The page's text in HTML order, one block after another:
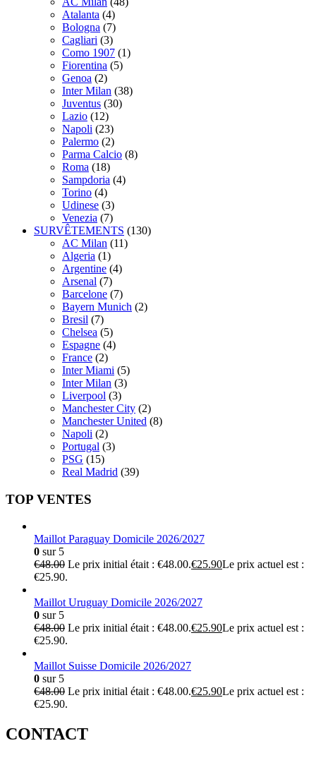
Atalanta (4)
Bologna (7)
Cagliari (3)
Como 1907 (1)
Fiorentina (5)
Genoa (2)
Inter Milan (38)
Juventus (30)
Lazio (12)
Napoli (23)
Palermo (2)
Parma Calcio (8)
Roma (18)
Sampdoria (4)
Torino (4)
Udinese (3)
Venezia (7)
SURVÊTEMENTS (130)
AC Milan (11)
Algeria (1)
Argentine (4)
Arsenal (7)
Barcelone (7)
Bayern Munich (2)
Bresil (7)
Chelsea (5)
Espagne (4)
France (2)
Inter Miami (5)
Inter Milan (3)
Liverpool (3)
Manchester City (2)
Manchester United (8)
Napoli (2)
Portugal (3)
PSG (15)
Real Madrid (39)
TOP VENTES
Maillot Paraguay Domicile 2026/2027
0 sur 5
€48.00 Le prix initial était : €48.00.€25.90Le prix actuel est :
€25.90.
Maillot Uruguay Domicile 2026/2027
0 sur 5
€48.00 Le prix initial était : €48.00.€25.90Le prix actuel est :
€25.90.
Maillot Suisse Domicile 2026/2027
0 sur 5
€48.00 Le prix initial était : €48.00.€25.90Le prix actuel est :
€25.90.
CONTACT